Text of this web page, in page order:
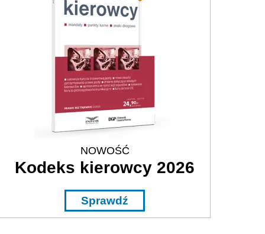
NOWOŚĆ
Kodeks kierowcy 2026
Sprawdź